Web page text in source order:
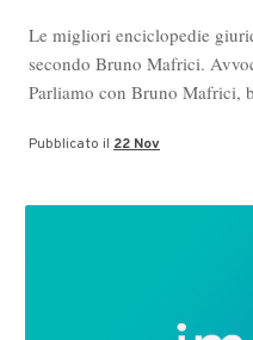
Le migliori enciclopedie
secondo Bruno Mafrici.
Parliamo con Bruno Mafrici,
Pubblicato il 22 Nov